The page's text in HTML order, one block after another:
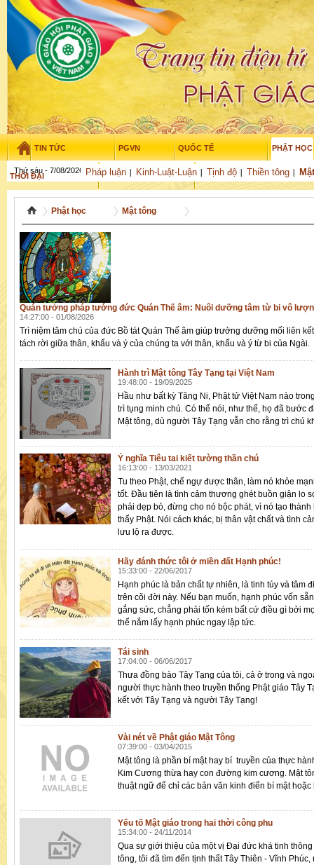
TIN TỨC PGVN QUỐC TẾ PHẬT HỌC
Pháp luận Kinh-Luật-Luận Tịnh độ Thiền tông
THỜI ĐẠI TUỔI TRẺ NGHIÊN CỨU
Thứ sáu - 7/08/2026 – 22: 15: 04
Phật học Mật tông
Quán tưởng pháp tướng đức Quán Thế âm: Nuôi dưỡng tâm từ bi vô
14:27:00 - 01/08/2026
Trì niệm tâm chú của đức Bồ tát Quán Thế âm giúp trưởng dưỡng mối liên
tách rời giữa thân, khẩu và ý của chúng ta với thân, khẩu và ý từ bi của Ngài.
Hành trì Mật tông Tây Tạng tại Việt Nam
19:48:00 - 19/09/2025
Hầu như bất kỳ Tăng Ni, Phật tử Việt Nam nào
trì tụng minh chú. Có thể nói, như thế, họ đã bước
Mật tông, dù người Tây Tạng vẫn cho rằng trì chú
Ý nghĩa Tiêu tai kiết tường thần chú
16:13:00 - 13/03/2021
Tu theo Phật, chế ngự được thân, làm nó khỏe
tốt. Đầu tiên là tình cảm thương ghét buồn giận lo
phải dẹp bỏ, đừng cho nó bộc phát, vì nó tạo
thấy Phật. Nói cách khác, bị thân vật chất và tình
lưu lộ ra được.
Hãy đánh thức tôi ở miền đất Hạnh phúc!
15:33:00 - 22/06/2017
Hạnh phúc là bản chất tự nhiên, là tinh túy và tâm
trên cõi đời này. Nếu bạn muốn, hạnh phúc vốn
gắng sức, chẳng phải tốn kém bất cứ điều gì bởi
thể nắm lấy hạnh phúc ngay lập tức.
Tái sinh
17:04:00 - 06/06/2017
Thưa đồng bào Tây Tạng của tôi, cả ở trong và
người thực hành theo truyền thống Phật giáo Tây
kết với Tây Tạng và người Tây Tạng!
Vài nét về Phật giáo Mật Tông
07:39:00 - 03/04/2015
Mật tông là phần bí mật hay bí truyền của thực
Kim Cương thừa hay con đường kim cương. Mật
thuật ngữ để chỉ các bản văn kinh điển bí mật hoặc
Yếu tố Mật giáo trong hai thời công phu
15:34:00 - 24/11/2014
Qua sự giới thiệu của một vị Đại đức khá tinh
tông, tôi đã tìm đến tịnh thất Tây Thiên - Vĩnh